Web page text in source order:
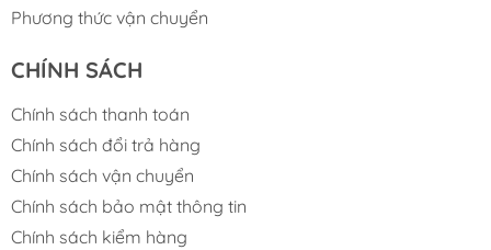
Phương thức vận chuyển
CHÍNH SÁCH
Chính sách thanh toán
Chính sách đổi trả hàng
Chính sách vận chuyển
Chính sách bảo mật thông tin
Chính sách kiểm hàng